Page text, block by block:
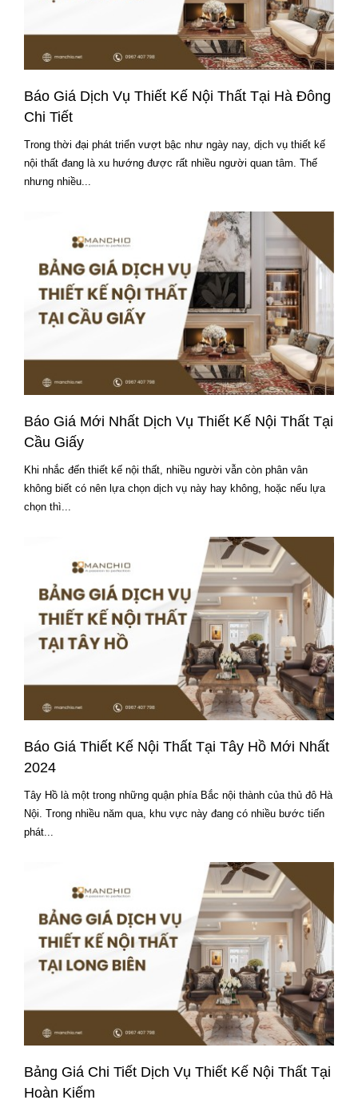
Báo Giá Dịch Vụ Thiết Kế Nội Thất Tại Hà Đông
Chi Tiết
Trong thời đại phát triển vượt bậc như ngày nay, dịch vụ thiết kế
nội thất đang là xu hướng được rất nhiều người quan tâm. Thế
nhưng nhiều...
Báo Giá Mới Nhất Dịch Vụ Thiết Kế Nội Thất Tại
Cầu Giấy
Khi nhắc đến thiết kế nội thất, nhiều người vẫn còn phân vân
không biết có nên lựa chọn dịch vụ này hay không, hoặc nếu lựa
chọn thì...
Báo Giá Thiết Kế Nội Thất Tại Tây Hồ Mới Nhất
2024
Tây Hồ là một trong những quận phía Bắc nội thành của thủ đô Hà
Nội. Trong nhiều năm qua, khu vực này đang có nhiều bước tiến
phát...
Bảng Giá Chi Tiết Dịch Vụ Thiết Kế Nội Thất Tại
Hoàn Kiếm